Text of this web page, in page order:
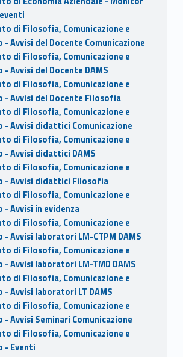
di Filosofia, Comunicazione e
Avvisi del Docente Comunicazione
di Filosofia, Comunicazione e
Avvisi del Docente DAMS
di Filosofia, Comunicazione e
- Avvisi del Docente Filosofia
di Filosofia, Comunicazione e
- Avvisi didattici Comunicazione
di Filosofia, Comunicazione e
- Avvisi didattici DAMS
di Filosofia, Comunicazione e
- Avvisi didattici Filosofia
di Filosofia, Comunicazione e
Avvisi in evidenza
di Filosofia, Comunicazione e
Avvisi laboratori LM-CTPM DAMS
di Filosofia, Comunicazione e
Avvisi laboratori LM-TMD DAMS
di Filosofia, Comunicazione e
Avvisi laboratori LT DAMS
di Filosofia, Comunicazione e
Avvisi Seminari Comunicazione
di Filosofia, Comunicazione e
- Eventi